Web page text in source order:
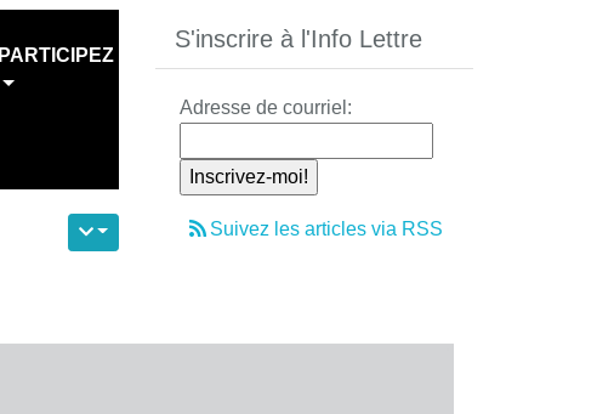
PARTICIPEZ
S'inscrire à l'Info Lettre
Adresse de courriel:
Suivez les articles via RSS